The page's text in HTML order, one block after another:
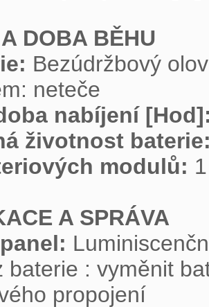
DOBA BĚHU
Bezúdržbový
nabíjení
životnost
modulů: 1
A SPRÁVA
baterie : vyměnit